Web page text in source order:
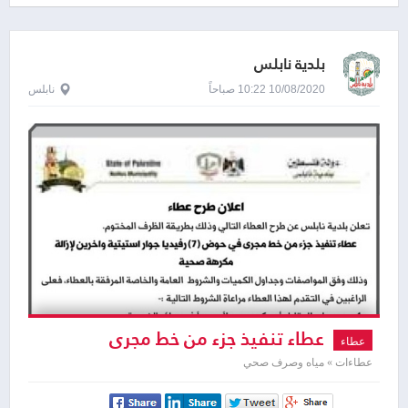
بلدية نابلس
10/08/2020 10:22 صباحاً نابلس
عطاء عطاء تنفيذ جزء من خط مجری
عطاءات » مياه وصرف صحي